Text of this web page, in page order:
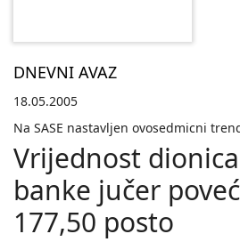
DNEVNI AVAZ
18.05.2005
Na SASE nastavljen ovosedmicni
Vrijednost
banke jučer
177,50 posto